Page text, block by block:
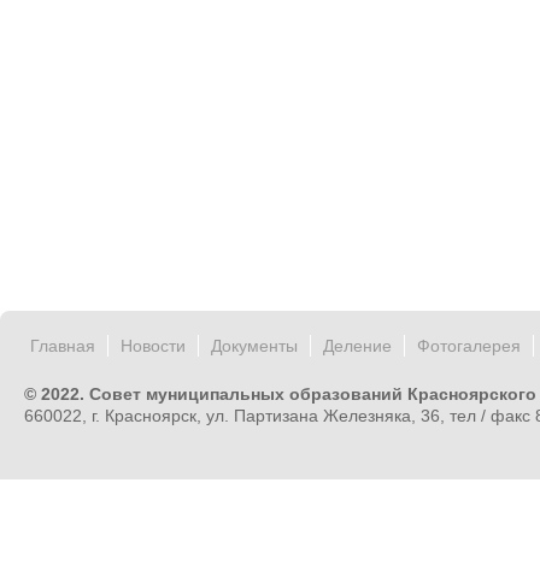
Главная Новости Документы Деление Фотогалерея
© 2022. Совет муниципальных образований Красноярского
660022, г. Красноярск, ул. Партизана Железняка, 36, тел /